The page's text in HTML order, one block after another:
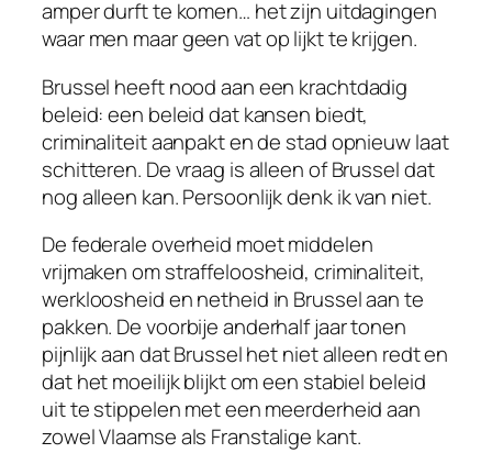
amper durft te komen… het zijn uitdagingen
waar men maar geen vat op lijkt te krijgen.
Brussel heeft nood aan een krachtdadig
beleid: een beleid dat kansen biedt,
criminaliteit aanpakt en de stad opnieuw laat
schitteren. De vraag is alleen of Brussel dat
nog alleen kan. Persoonlijk denk ik van niet.
De federale overheid moet middelen
vrijmaken om straffeloosheid, criminaliteit,
werkloosheid en netheid in Brussel aan te
pakken. De voorbije anderhalf jaar tonen
pijnlijk aan dat Brussel het niet alleen redt en
dat het moeilijk blijkt om een stabiel beleid
uit te stippelen met een meerderheid aan
zowel Vlaamse als Franstalige kant.